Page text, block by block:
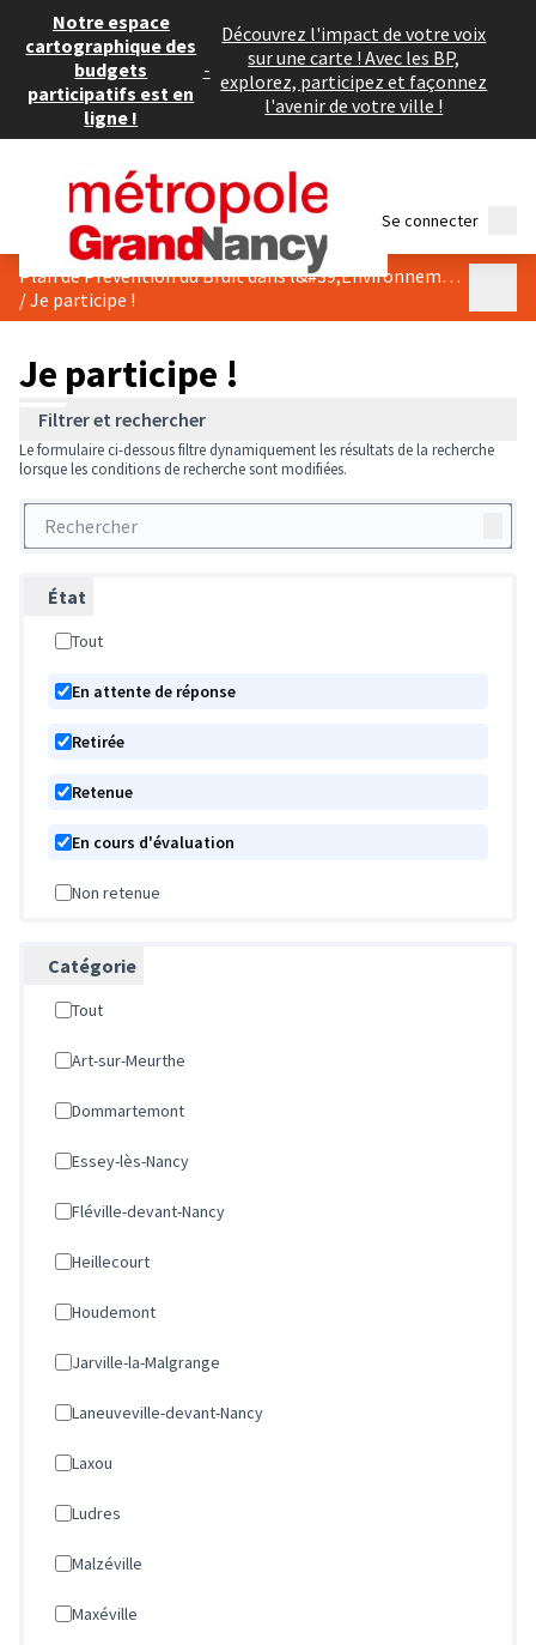
Notre espace
cartographique des
budgets
participatifs est en
ligne !
-
Découvrez l'impact de votre voix
sur une carte ! Avec les BP,
explorez, participez et façonnez
l'avenir de votre ville !
Se connecter
Plan de Prévention du Bruit dans l&#39;Environnement
/Je participe !
Je participe !
Filtrer et rechercher
Le formulaire ci-dessous filtre dynamiquement les résultats de la recherche
lorsque les conditions de recherche sont modifiées.
État
Tout
En attente de réponse
Retirée
Retenue
En cours d'évaluation
Non retenue
Catégorie
Tout
Art-sur-Meurthe
Dommartemont
Essey-lès-Nancy
Fléville-devant-Nancy
Heillecourt
Houdemont
Jarville-la-Malgrange
Laneuveville-devant-Nancy
Laxou
Ludres
Malzéville
Maxéville